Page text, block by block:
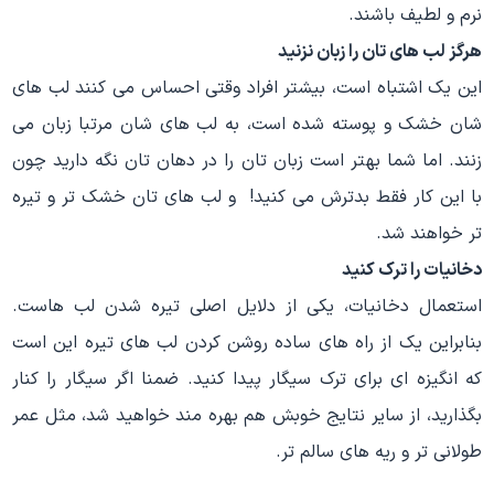
نرم و لطیف باشند.
هرگز لب های تان را زبان نزنید
این یک اشتباه است، بیشتر افراد وقتی احساس می کنند لب های
شان خشک و پوسته شده است، به لب های شان مرتبا زبان می
زنند. اما شما بهتر است زبان تان را در دهان تان نگه دارید چون
با این کار فقط بدترش می کنید! و لب های تان خشک تر و تیره
تر خواهند شد.
دخانیات را ترک کنید
استعمال دخانیات، یکی از دلایل اصلی تیره شدن لب هاست.
بنابراین یک از راه های ساده روشن کردن لب های تیره این است
که انگیزه ای برای ترک سیگار پیدا کنید. ضمنا اگر سیگار را کنار
بگذارید، از سایر نتایج خوبش هم بهره مند خواهید شد، مثل عمر
طولانی تر و ریه های سالم تر.